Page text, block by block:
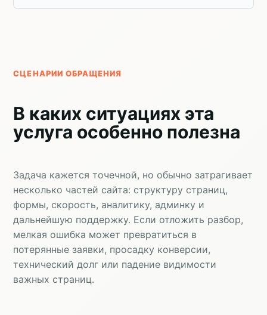
СЦЕНАРИИ ОБРАЩЕНИЯ
В каких ситуациях эта
услуга особенно полезна
Задача кажется точечной, но обычно затрагивает
несколько частей сайта: структуру страниц,
формы, скорость, аналитику, админку и
дальнейшую поддержку. Если отложить разбор,
мелкая ошибка может превратиться в
потерянные заявки, просадку конверсии,
технический долг или падение видимости
важных страниц.